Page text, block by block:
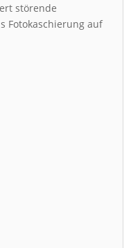
störende
Fotokaschierung auf